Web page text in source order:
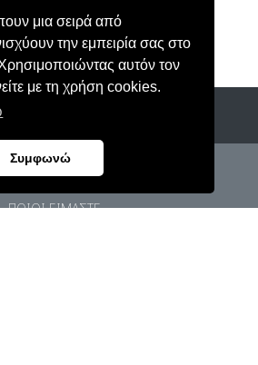
μια σειρά από
την εμπειρία σας στο
αυτόν τον
με τη χρήση cookies.
Συμφωνώ
62906803000
ΠΟΙΟΙ ΕΙΜΑΣΤΕ